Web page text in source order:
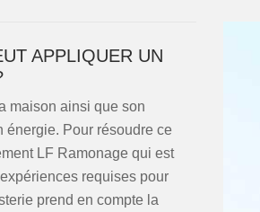
APPLIQUER UN
maison ainsi que son
énergie. Pour résoudre ce
LF Ramonage qui est
requises pour
prend en compte la